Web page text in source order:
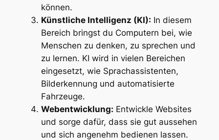
können.
Künstliche Intelligenz (KI): In diesem
Bereich bringst du Computern bei, wie
Menschen zu denken, zu sprechen und
zu lernen. KI wird in vielen Bereichen
eingesetzt, wie Sprachassistenten,
Bilderkennung und automatisierte
Fahrzeuge.
Webentwicklung: Entwickle Websites
und sorge dafür, dass sie gut aussehen
und sich angenehm bedienen lassen.